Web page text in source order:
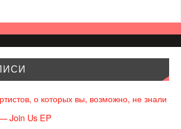
о которых вы, возможно, не знали
Join Us EP